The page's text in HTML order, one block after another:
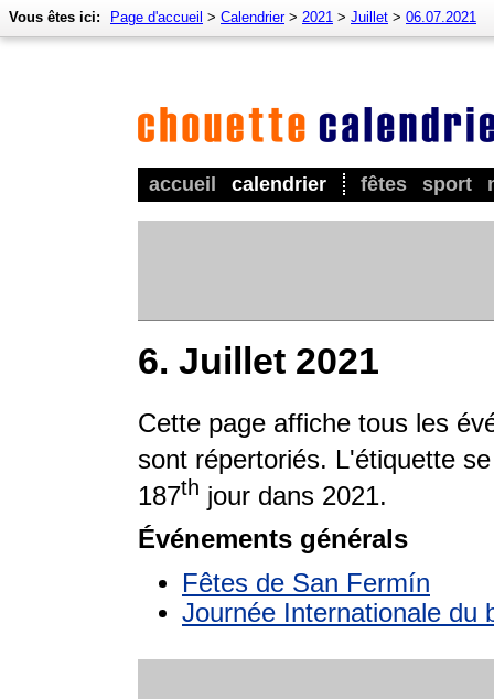
accueil calendrier fêtes sport
Vous êtes ici: Page d'accueil > Calendrier> 2021 > Juillet > 06.07.2021
6. Juillet 2021
Cette page affiche tous les
sont répertoriés. L'étiquette
187th jour dans 2021.
Événements générals
Fêtes de San Fermín
Journée Internationale du